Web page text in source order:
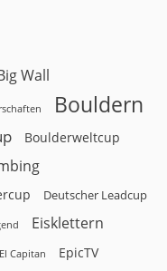
Wall
Bouldern
Boulderweltcup
Deutscher Leadcup
Eisklettern
El Capitan EpicTV